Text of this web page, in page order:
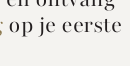
op je eerste